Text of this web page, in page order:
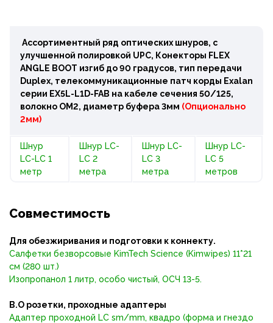
Ассортиментный ряд оптических шнуров, с
улучшенной полировкой UPC, Конекторы FLEX
ANGLE BOOT изгиб до 90 градусов, тип передачи
Duplex, телекоммуникационные патч корды Exalan
серии EX5L-L1D-FAB на кабеле сечения 50/125,
волокно OM2, диаметр буфера 3мм (Опционально
2мм)
Шнур
LC-LC 1
метр
Шнур LC-
LC 2
метра
Шнур LC-
LC 3
метра
Шнур LC-
LC 5
метров
Совместимость
Для обезжиривания и подготовки к коннекту.
Салфетки безворсовые KimTech Science (Kimwipes) 11*21
см (280 шт.)
Изопропанол 1 литр, особо чистый, ОСЧ 13-5.
В.О розетки, проходные адаптеры
Адаптер проходной LС sm/mm, квадро (форма и гнездо